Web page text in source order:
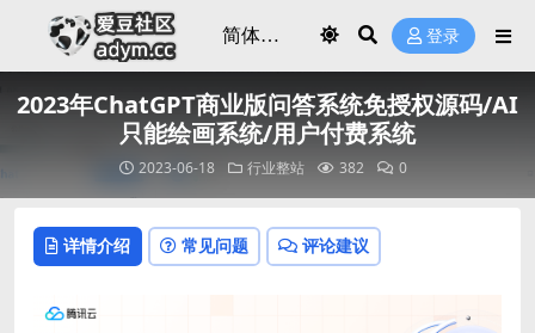
登录
2023年ChatGPT商业版问答系统免授权源码/AI
只能绘画系统/用户付费系统
2023-06-18 行业整站 382 0
详情介绍 常见问题 评论建议